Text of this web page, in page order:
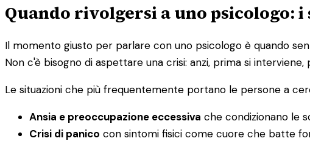
Quando rivolgersi a uno psicologo:
Il momento giusto per parlare con uno psicologo è quando
Non c'è bisogno di aspettare una crisi: anzi, prima si
Le situazioni che più frequentemente portano le persone a
Ansia e preoccupazione eccessiva che condizionano le
Crisi di panico con sintomi fisici come cuore che batte